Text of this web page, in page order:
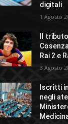
digitali
1 Agosto
Il
Rai 2 e
3 Agosto
Iscritti
negli